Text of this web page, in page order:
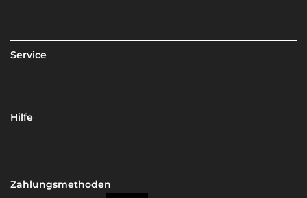
Service
Hilfe
Zahlungsmethoden